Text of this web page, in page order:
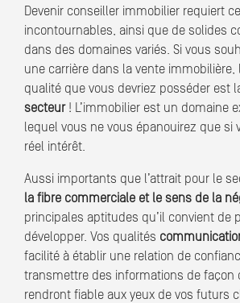
Devenir conseiller immobilier requiert
incontournables, ainsi que de solides
dans des domaines variés. Si vous
une carrière dans la vente immobilière,
qualité que vous devriez posséder est
secteur! L’immobilier est un domaine
lequel vous ne vous épanouirez que si
réel intérêt.
Aussi importants que l’attrait pour le
la fibre commerciale et le sens de la
principales aptitudes qu’il convient de
développer. Vos qualités
facilité à établir une relation de
transmettre des informations de façon
rendront fiable aux yeux de vos futurs